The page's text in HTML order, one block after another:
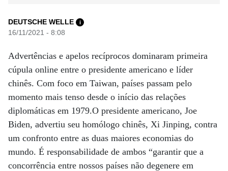
DEUTSCHE WELLE i
16/11/2021 - 8:08
Advertências e apelos recíprocos dominaram primeira
cúpula online entre o presidente americano e líder
chinês. Com foco em Taiwan, países passam pelo
momento mais tenso desde o início das relações
diplomáticas em 1979.O presidente americano, Joe
Biden, advertiu seu homólogo chinês, Xi Jinping, contra
um confronto entre as duas maiores economias do
mundo. É responsabilidade de ambos “garantir que a
concorrência entre nossos países não degenere em